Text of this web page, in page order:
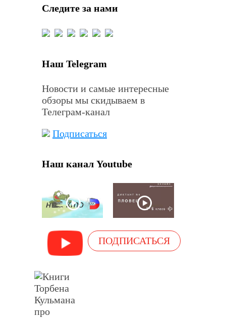
Следите за нами
Наш Telegram
Новости и самые интересные
обзоры мы скидываем в
Телеграм-канал
Подписаться
Наш канал Youtube
ПОДПИСАТЬСЯ